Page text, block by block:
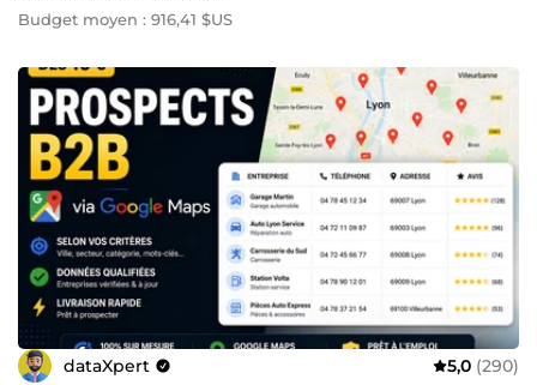
Budget moyen : 916,41 $US
dataXpert 5,0 (290)